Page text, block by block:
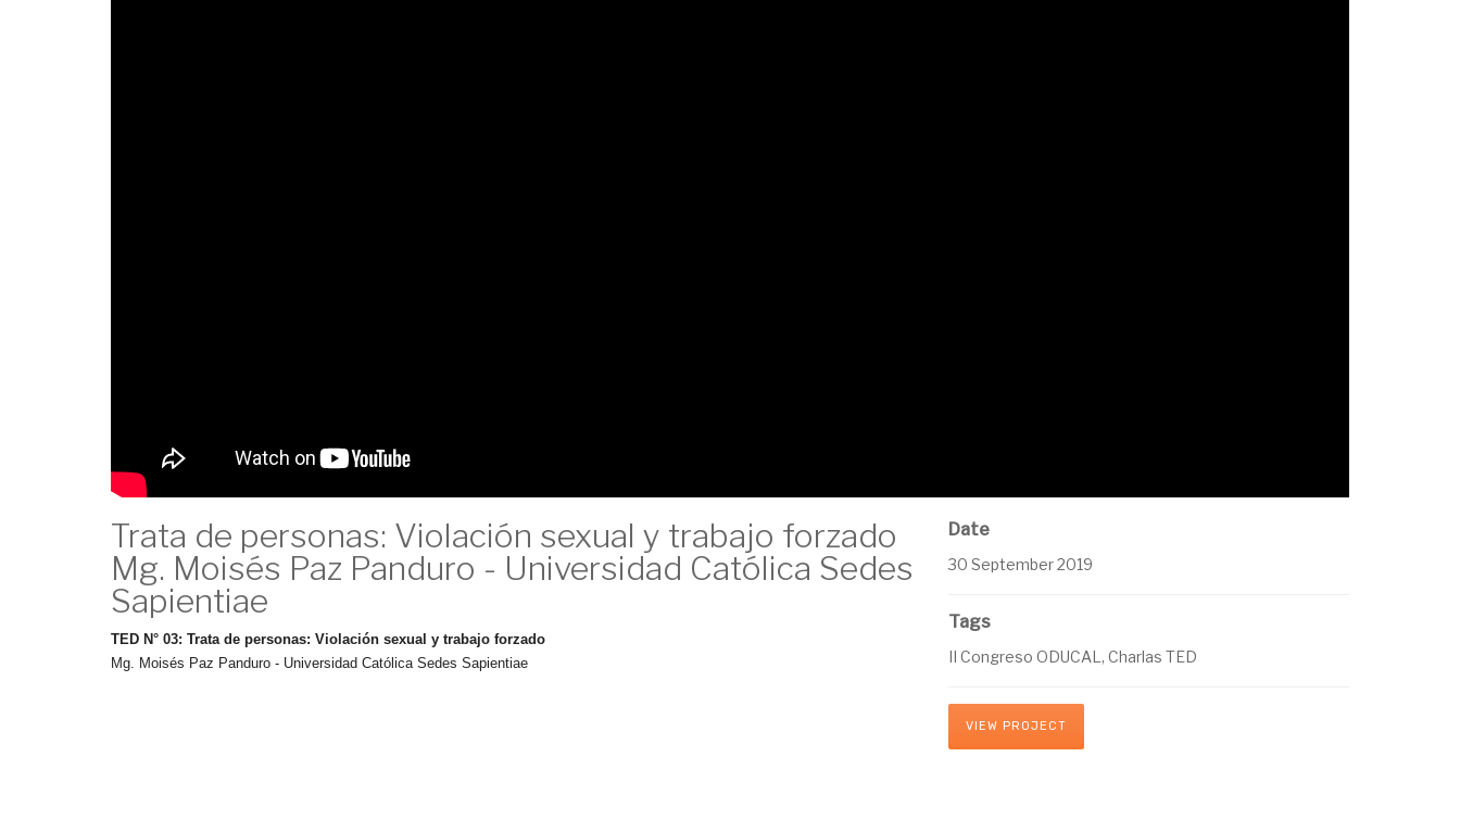
Trata de personas: Violación sexual y trabajo forzado
Mg. Moisés Paz Panduro - Universidad Católica Sedes
Sapientiae
TED N° 03: Trata de personas: Violación sexual y trabajo forzado
Mg. Moisés Paz Panduro - Universidad Católica Sedes Sapientiae
Date
30 September 2019
Tags
II Congreso ODUCAL, Charlas TED
VIEW PROJECT